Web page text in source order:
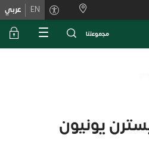
EN عربي
ﻣﺟﻣوﻋﺗﻧﺎ
يونيون